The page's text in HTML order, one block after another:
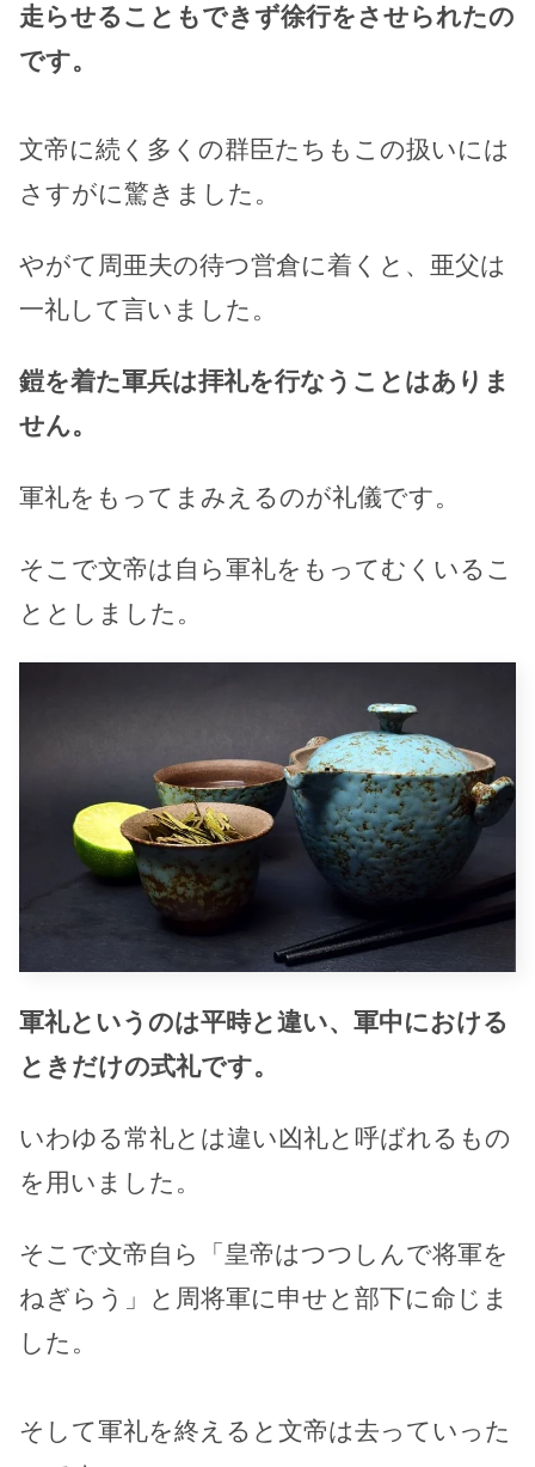
走らせることもできず徐行をさせられたの
です。
文帝に続く多くの群臣たちもこの扱いには
さすがに驚きました。
やがて周亜夫の待つ営倉に着くと、亜父は
一礼して言いました。
鎧を着た軍兵は拝礼を行なうことはありま
せん。
軍礼をもってまみえるのが礼儀です。
そこで文帝は自ら軍礼をもってむくいるこ
ととしました。
軍礼というのは平時と違い、軍中における
ときだけの式礼です。
いわゆる常礼とは違い凶礼と呼ばれるもの
を用いました。
そこで文帝自ら「皇帝はつつしんで将軍を
ねぎらう」と周将軍に申せと部下に命じま
した。
そして軍礼を終えると文帝は去っていった